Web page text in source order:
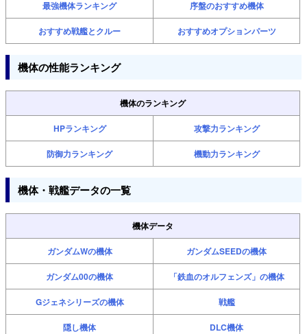
最強機体ランキング 序盤のおすすめ機体
おすすめ戦艦とクルー おすすめオプションパーツ
機体の性能ランキング
機体のランキング
HPランキング 攻撃力ランキング
防御力ランキング 機動力ランキング
機体・戦艦データの一覧
機体データ
ガンダムWの機体 ガンダムSEEDの機体
ガンダム00の機体 「鉄血のオルフェンズ」の機体
Gジェネシリーズの機体 戦艦
隠し機体 DLC機体